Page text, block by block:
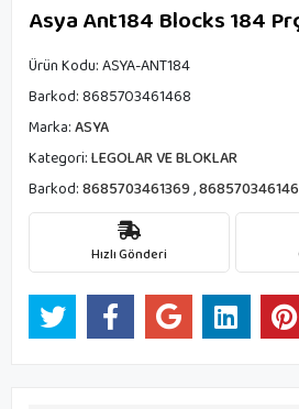
Asya Ant184 Blocks 184
Ürün Kodu:ASYA-ANT184
Barkod:8685703461468
Marka:ASYA
Kategori:LEGOLAR VE BLOKLAR
Barkod:8685703461369,
Hızlı Gönderi